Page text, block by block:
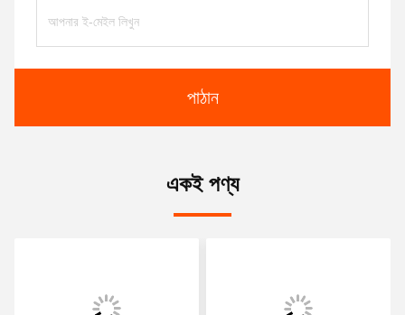
পাঠান
একই পণ্য